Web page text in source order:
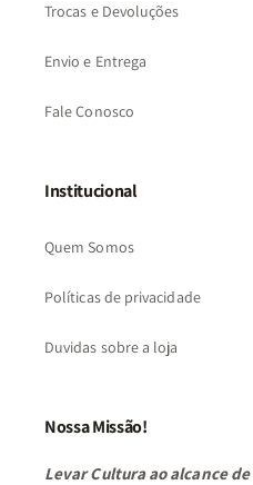
Trocas e Devoluções
Envio e Entrega
Fale Conosco
Institucional
Quem Somos
Políticas de privacidade
Duvidas sobre a loja
Nossa Missão!
Levar Cultura ao alcance